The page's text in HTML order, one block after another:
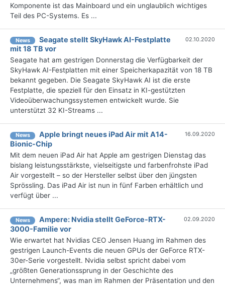
Komponente ist das Mainboard und ein unglaublich wichtiges
Teil des PC-Systems. Es ...
News
Seagate stellt SkyHawk AI-Festplatte
mit 18 TB vor
02.10.2020
Seagate hat am gestrigen Donnerstag die Verfügbarkeit der
SkyHawk AI-Festplatten mit einer Speicherkapazität von 18 TB
bekannt gegeben. Die Seagate SkyHawk AI ist die erste
Festplatte, die speziell für den Einsatz in KI-gestützten
Videoüberwachungssystemen entwickelt wurde. Sie
unterstützt 32 KI-Streams ...
News
Apple bringt neues iPad Air mit A14-
Bionic-Chip
16.09.2020
Mit dem neuen iPad Air hat Apple am gestrigen Dienstag das
bislang leistungsstärkste, vielseitigste und farbenfrohste iPad
Air vorgestellt – so der Hersteller selbst über den jüngsten
Sprössling. Das iPad Air ist nun in fünf Farben erhältlich und
verfügt über ...
News
Ampere: Nvidia stellt GeForce-RTX-
3000-Familie vor
02.09.2020
Wie erwartet hat Nvidias CEO Jensen Huang im Rahmen des
gestrigen Launch-Events die neuen GPUs der GeForce RTX-
30er-Serie vorgestellt. Nvidia selbst spricht dabei vom
„größten Generationssprung in der Geschichte des
Unternehmens“, was man im Rahmen der Präsentation und den